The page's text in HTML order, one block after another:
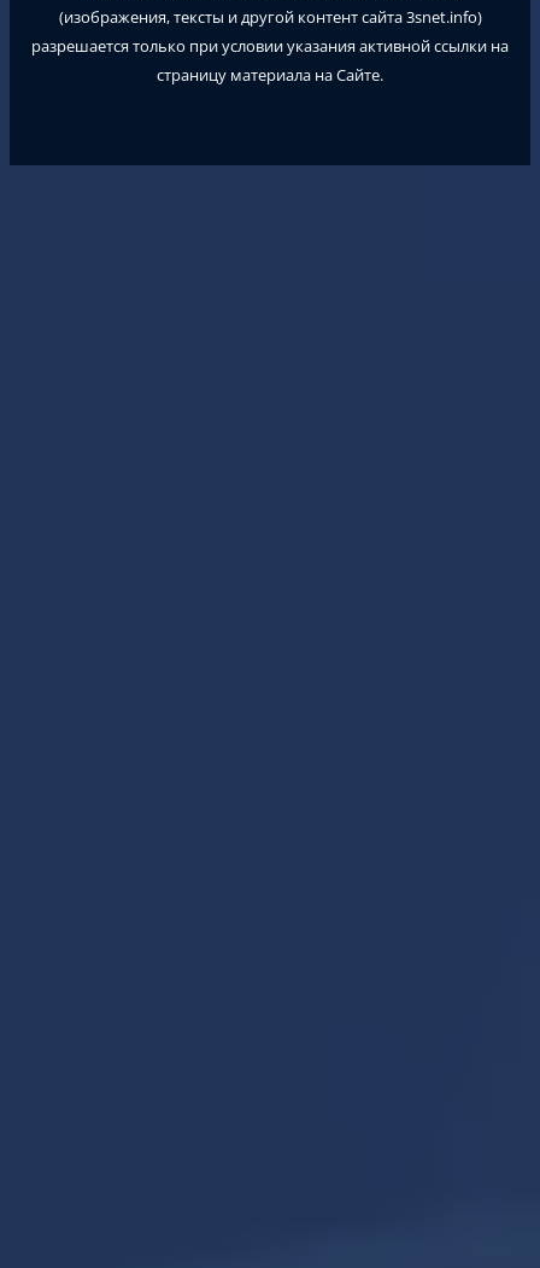
(изображения, тексты и другой контент сайта3snet.info)
разрешается только при условии указания активной ссылки на
страницу материала на Сайте.